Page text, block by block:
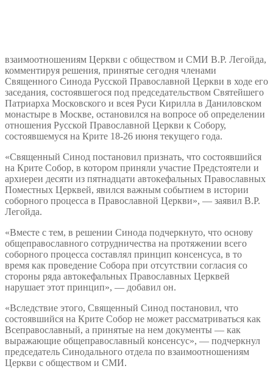
взаимоотношениям Церкви с обществом и СМИ В.Р. Легойда,
комментируя решения, принятые сегодня членами
Священного Синода Русской Православной Церкви в ходе его
заседания, состоявшегося под председательством Святейшего
Патриарха Московского и всея Руси Кирилла в Даниловском
монастыре в Москве, остановился на вопросе об определении
отношения Русской Православной Церкви к Собору,
состоявшемуся на Крите 18-26 июня текущего года.
«Священный Синод постановил признать, что состоявшийся
на Крите Собор, в котором приняли участие Предстоятели и
архиереи десяти из пятнадцати автокефальных Православных
Поместных Церквей, явился важным событием в истории
соборного процесса в Православной Церкви», — заявил В.Р.
Легойда.
«Вместе с тем, в решении Синода подчеркнуто, что основу
общеправославного сотрудничества на протяжении всего
соборного процесса составлял принцип консенсуса, в то
время как проведение Собора при отсутствии согласия со
стороны ряда автокефальных Православных Церквей
нарушает этот принцип», — добавил он.
«Вследствие этого, Священный Синод постановил, что
состоявшийся на Крите Собор не может рассматриваться как
Всеправославный, а принятые на нем документы — как
выражающие общеправославный консенсус», — подчеркнул
председатель Синодального отдела по взаимоотношениям
Церкви с обществом и СМИ.